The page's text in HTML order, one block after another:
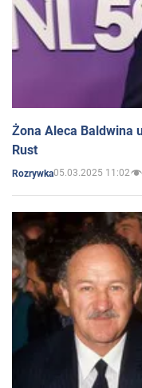
Żona Aleca Baldwina
Rust
Rozrywka05.03.2025 11:02